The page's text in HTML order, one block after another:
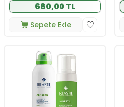
680,00 TL
Sepete Ekle